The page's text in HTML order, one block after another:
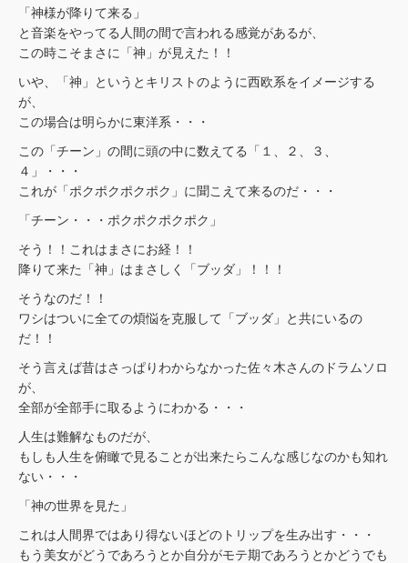
「神様が降りて来る」
と音楽をやってる人間の間で言われる感覚があるが、
この時こそまさに「神」が見えた！！
いや、「神」というとキリストのように西欧系をイメージする
が、
この場合は明らかに東洋系・・・
この「チーン」の間に頭の中に数えてる「１、２、３、
４」・・・
これが「ポクポクポクポク」に聞こえて来るのだ・・・
「チーン・・・ポクポクポクポク」
そう！！これはまさにお経！！
降りて来た「神」はまさしく「ブッダ」！！！
そうなのだ！！
ワシはついに全ての煩悩を克服して「ブッダ」と共にいるの
だ！！
そう言えば昔はさっぱりわからなかった佐々木さんのドラムソロ
が、
全部が全部手に取るようにわかる・・・
人生は難解なものだが、
もしも人生を俯瞰で見ることが出来たらこんな感じなのかも知れ
ない・・・
「神の世界を見た」
これは人間界ではあり得ないほどのトリップを生み出す・・・
もう美女がどうであろうとか自分がモテ期であろうとかどうでも